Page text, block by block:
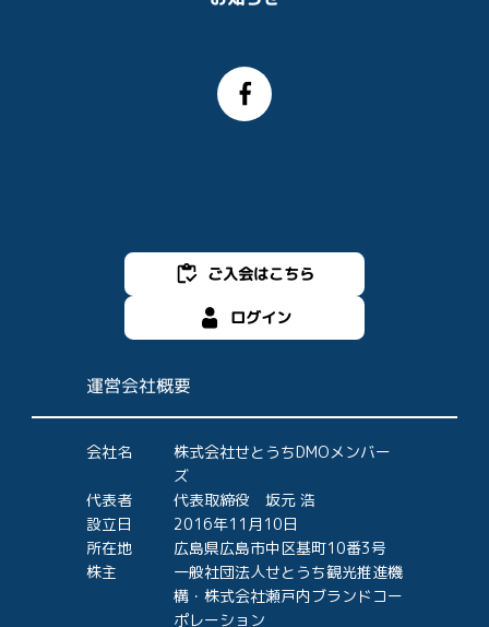
ご入会はこちら
ログイン
運営会社概要
会社名
株式会社せとうちDMOメンバー
ズ
代表者
代表取締役 坂元 浩
設立日
2016年11月10日
所在地
広島県広島市中区基町10番3号
株主
一般社団法人せとうち観光推進機
構・株式会社瀬戸内ブランドコー
ポレーション